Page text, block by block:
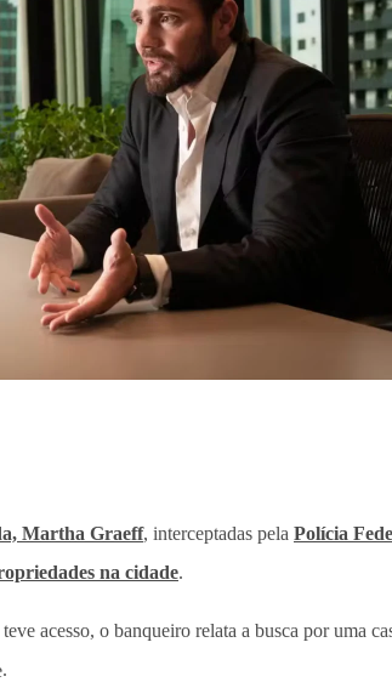
Martha Graeff, interceptadas pela Polícia
na cidade.
teve acesso, o banqueiro relata a busca por uma
.